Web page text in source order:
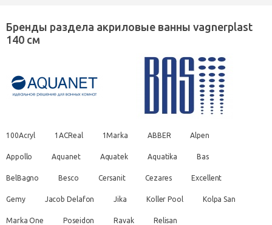
Бренды раздела акриловые ванны vagnerplast
140 см
100Acryl 1ACReal 1Marka ABBER Alpen
Appollo Aquanet Aquatek Aquatika Bas
BelBagno Besco Cersanit Cezares Excellent
Gemy Jacob Delafon Jika Koller Pool Kolpa San
Marka One Poseidon Ravak Relisan